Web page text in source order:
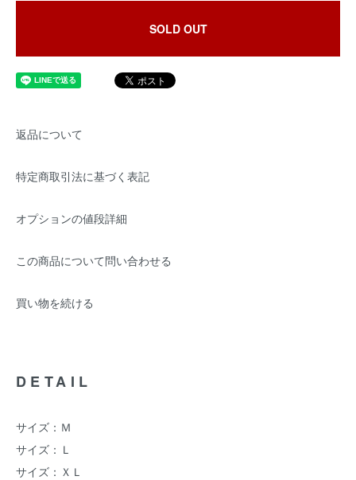
SOLD OUT
返品について
特定商取引法に基づく表記
オプションの値段詳細
この商品について問い合わせる
買い物を続ける
DETAIL
サイズ：Ｍ
サイズ：Ｌ
サイズ：ＸＬ